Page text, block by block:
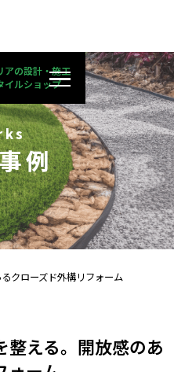
アの設計・施工
イルショップ
例
クローズド外構リフォーム
整える。開放感のあ